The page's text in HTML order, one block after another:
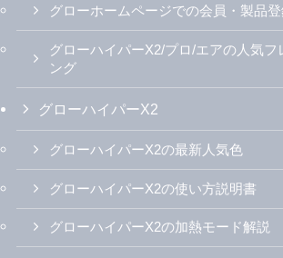
グローホームページでの会員・製品
グローハイパーX2/プロ/エアの人気フ
ング
グローハイパーX2
グローハイパーX2の最新人気色
グローハイパーX2の使い方説明書
グローハイパーX2の加熱モード解説